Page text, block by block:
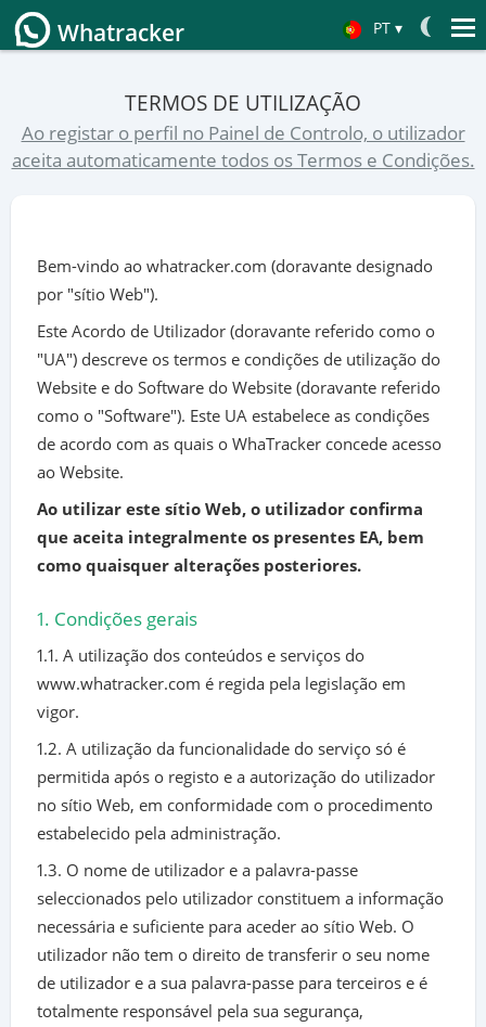
Whatracker PT ▾
Français
Deutsch
English
Italiano
Türkçe
TERMOS DE UTILIZAÇÃO
Ao registar o perfil no Painel de Controlo, o utilizador
aceita automaticamente todos os Termos e Condições.
Bem-vindo ao whatracker.com (doravante designado
por "sítio Web").
Este Acordo de Utilizador (doravante referido como o
"UA") descreve os termos e condições de utilização do
Website e do Software do Website (doravante referido
como o "Software"). Este UA estabelece as condições
de acordo com as quais o WhaTracker concede acesso
ao Website.
Ao utilizar este sítio Web, o utilizador confirma
que aceita integralmente os presentes EA, bem
como quaisquer alterações posteriores.
1. Condições gerais
1.1. A utilização dos conteúdos e serviços do
www.whatracker.com é regida pela legislação em
vigor.
1.2. A utilização da funcionalidade do serviço só é
permitida após o registo e a autorização do utilizador
no sítio Web, em conformidade com o procedimento
estabelecido pela administração.
1.3. O nome de utilizador e a palavra-passe
seleccionados pelo utilizador constituem a informação
necessária e suficiente para aceder ao sítio Web. O
utilizador não tem o direito de transferir o seu nome
de utilizador e a sua palavra-passe para terceiros e é
totalmente responsável pela sua segurança,